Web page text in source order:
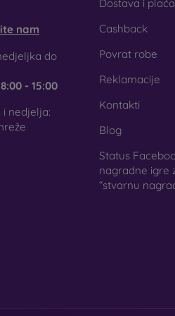
folije za
stakala, za zaštitu
razinu zaštite kao kaljeno
kaljenog stakla teža.
U kombinaciji sa zaštitnom
odlučite li se za foliju ili
nam
do
8:00 - 15:00
i nedjelja:
Dostava i
Cashback
Povrat robe
Reklamacije
Kontakti
Blog
Status
nagradne igre
“stvarnu